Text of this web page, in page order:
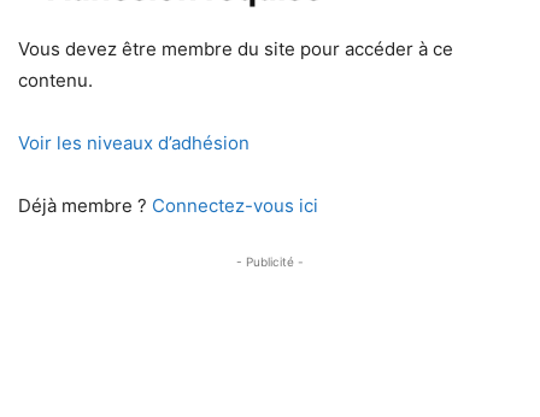
Vous devez être membre du site pour accéder à ce
contenu.
Voir les niveaux d’adhésion
Déjà membre ? Connectez-vous ici
- Publicité -